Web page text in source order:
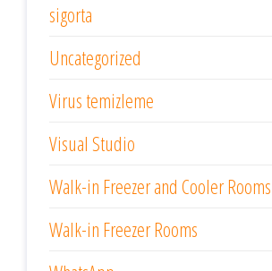
sigorta
Uncategorized
Virus temizleme
Visual Studio
Walk-in Freezer and Cooler Rooms
Walk-in Freezer Rooms